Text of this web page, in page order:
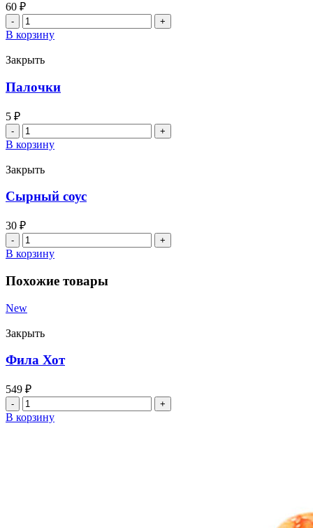
60 ₽
Количество
товара
Чесночный
соус
В корзину
Закрыть
Палочки
5 ₽
Количество
товара
Палочки
В корзину
Закрыть
Сырный соус
30 ₽
Количество
товара
Сырный
В корзину
Похожие товары
New
Закрыть
Фила Хот
549 ₽
Количество
товара
Фила
В корзину